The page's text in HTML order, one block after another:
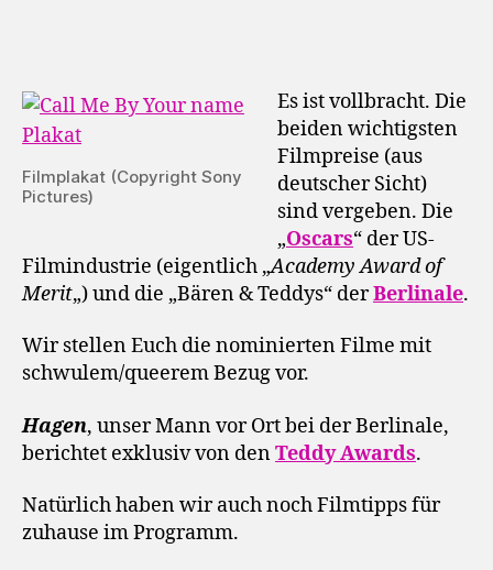
Filmplakat (Copyright Sony
Pictures)
Es ist vollbracht. Die
beiden wichtigsten
Filmpreise (aus
deutscher Sicht)
sind vergeben. Die
„Oscars“ der US-
Filmindustrie (eigentlich „Academy Award of
Merit„) und die „Bären & Teddys“ derBerlinale.
Wir stellen Euch die nominierten Filme mit
schwulem/queerem Bezug vor.
Hagen, unser Mann vor Ort bei der Berlinale,
berichtet exklusiv von denTeddy Awards.
Natürlich haben wir auch noch Filmtipps für
zuhause im Programm.